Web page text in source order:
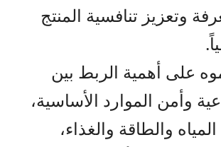
وتعزيز تنافسية المنتج
على أهمية الربط بين
وأمن الموارد الأساسية،
والطاقة والغذاء،